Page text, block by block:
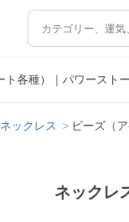
ト各種）｜パワースト
ネックレス ビーズ（
ネックレ